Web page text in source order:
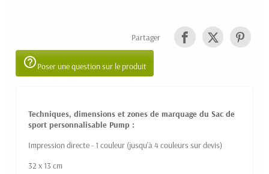
Partager
help_outlinePoser une question sur le produit
Techniques, dimensions et zones de marquage du Sac de
sport personnalisable Pump :
Impression directe - 1 couleur (jusqu'à 4 couleurs sur devis)
32 x 13 cm